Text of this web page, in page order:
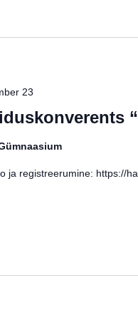
23
ja registreerumine: https://